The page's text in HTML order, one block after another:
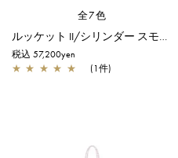
全7色
ルッケット II/シリンダー スモール/フラミンゴシルバー
税込 57,200yen
★ ★ ★ ★ ★ (1件)